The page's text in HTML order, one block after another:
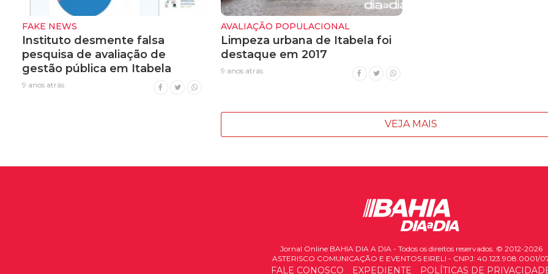
FAKE NEWS
Instituto desmente falsa
pesquisa de avaliação de
gestão pública em Itabela
9 anos atrás
AVALIAÇÃO POPULACIONAL
Limpeza urbana de Itabela foi
destaque em 2017
9 anos atrás
VEJA MAIS
Jornal Online BAHIA DIA A DIA - Todos os direitos reservados. © 2012-2026
ASTERISCO COMUNICAÇÃO E EVENTOS EIRELI - CNPJ: 40.123.908.0001/
FALE CONOSCO EXPEDIENTE POLÍTICAS DE